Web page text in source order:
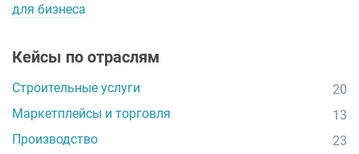
для бизнеса
Кейсы по отраслям
Строительные услуги
20
Маркетплейсы и торговля
13
Производство
23